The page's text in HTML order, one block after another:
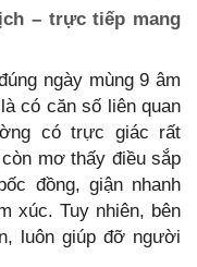
– trực tiếp mang
ngày mùng 9 âm
có căn số liên quan
có trực giác rất
mơ thấy điều sắp
đồng, giận nhanh
xúc. Tuy nhiên, bên
luôn giúp đỡ người